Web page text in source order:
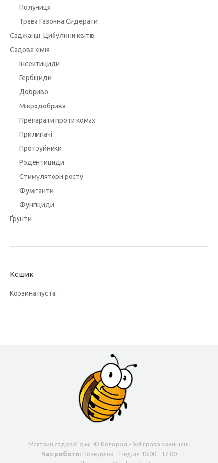
Полуниця
Трава Газонна.Сидерати
Саджанці. Цибулини квітів
Садова хімія
Інсектициди
Гербіциди
Добриво
Мікродобрива
Препарати проти комах
Прилипачі
Протруйники
Родентициди
Стимулятори росту
Фуміганти
Фунгіциди
Ґрунти
Кошик
Корзина пуста.
Магазин садової хімії © Колорад - Усі права захищені.
Час роботи: Понеділок - Неділя 10.00 - 17.00